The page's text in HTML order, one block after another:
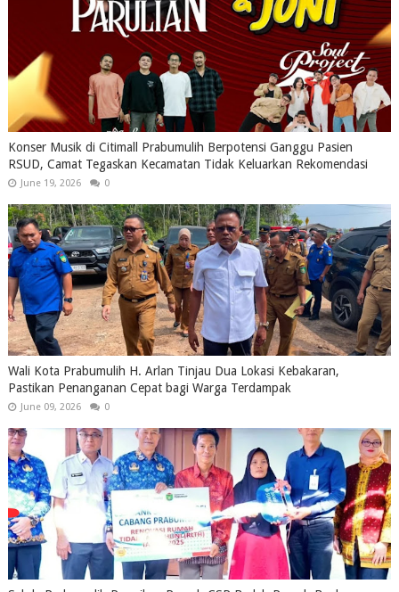
Konser Musik di Citimall Prabumulih Berpotensi Ganggu Pasien
RSUD, Camat Tegaskan Kecamatan Tidak Keluarkan Rekomendasi
June 19, 2026 0
Wali Kota Prabumulih H. Arlan Tinjau Dua Lokasi Kebakaran,
Pastikan Penanganan Cepat bagi Warga Terdampak
June 09, 2026 0